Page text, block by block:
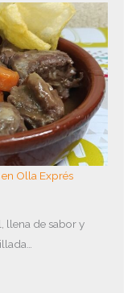
Olla Exprés
llena de sabor y